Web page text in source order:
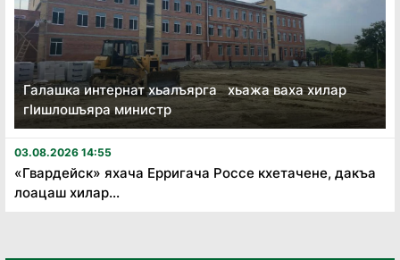
Галашка интернат хьалъярга хьажа ваха хилар
гӏишлошъяра министр
03.08.2026 14:55
«Гвардейск» яхача Ерригача Россе кхетачене, дакъа
лоацаш хилар...